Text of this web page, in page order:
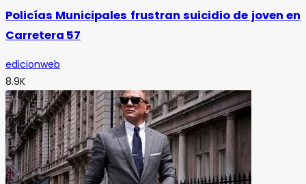
Policías Municipales frustran suicidio de joven en
Carretera 57
edicionweb
8.9K